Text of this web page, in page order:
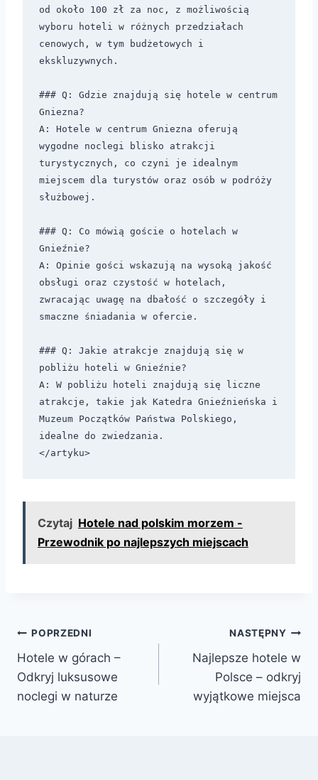
od około 100 zł za noc, z możliwością
wyboru hoteli w różnych przedziałach
cenowych, w tym budżetowych i
ekskluzywnych.
### Q: Gdzie znajdują się hotele w centrum
Gniezna?
A: Hotele w centrum Gniezna oferują
wygodne noclegi blisko atrakcji
turystycznych, co czyni je idealnym
miejscem dla turystów oraz osób w podróży
służbowej.
### Q: Co mówią goście o hotelach w
Gnieźnie?
A: Opinie gości wskazują na wysoką jakość
obsługi oraz czystość w hotelach,
zwracając uwagę na dbałość o szczegóły i
smaczne śniadania w ofercie.
### Q: Jakie atrakcje znajdują się w
pobliżu hoteli w Gnieźnie?
A: W pobliżu hoteli znajdują się liczne
atrakcje, takie jak Katedra Gnieźnieńska i
Muzeum Początków Państwa Polskiego,
idealne do zwiedzania.
</artyku>
Czytaj Hotele nad polskim morzem -
Przewodnik po najlepszych miejscach
Nawigacja
wpisu
POPRZEDNI
Hotele w górach –
Odkryj luksusowe
noclegi w naturze
NASTĘPNY
Najlepsze hotele w
Polsce – odkryj
wyjątkowe miejsca